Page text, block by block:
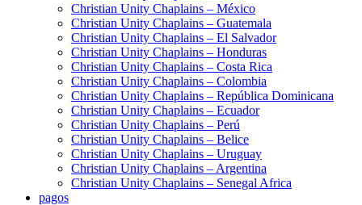
Christian Unity Chaplains – México
Christian Unity Chaplains – Guatemala
Christian Unity Chaplains – El Salvador
Christian Unity Chaplains – Honduras
Christian Unity Chaplains – Costa Rica
Christian Unity Chaplains – Colombia
Christian Unity Chaplains – República Dominicana
Christian Unity Chaplains – Ecuador
Christian Unity Chaplains – Perú
Christian Unity Chaplains – Belice
Christian Unity Chaplains – Uruguay
Christian Unity Chaplains – Argentina
Christian Unity Chaplains – Senegal Africa
pagos